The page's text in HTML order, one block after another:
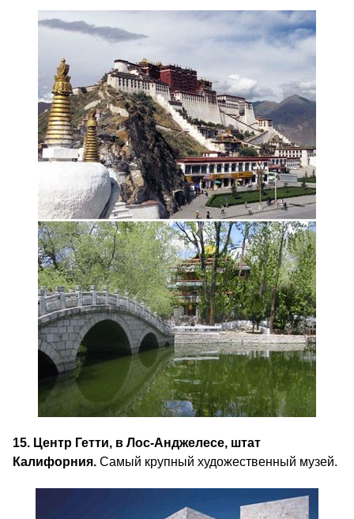
15. Центр Гетти, в Лос-Анджелесе, штат
Калифорния. Самый крупный художественный музей.